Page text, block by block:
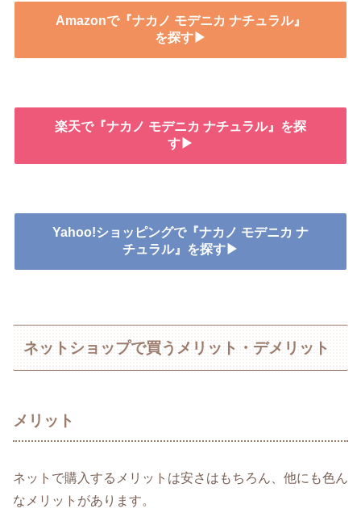
Amazonで『ナカノ モデニカ ナチュラル』
を探す▶
楽天で『ナカノ モデニカ ナチュラル』を探
す▶
Yahoo!ショッピングで『ナカノ モデニカ ナ
チュラル』を探す▶
ネットショップで買うメリット・デメリット
メリット
ネットで購入するメリットは安さはもちろん、他にも色ん
なメリットがあります。